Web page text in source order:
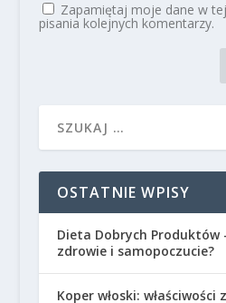
Zapamiętaj moje dane w
pisania kolejnych komentarzy.
OSTATNIE WPISY
Dieta Dobrych Produktów
zdrowie i samopoczucie?
Koper włoski: